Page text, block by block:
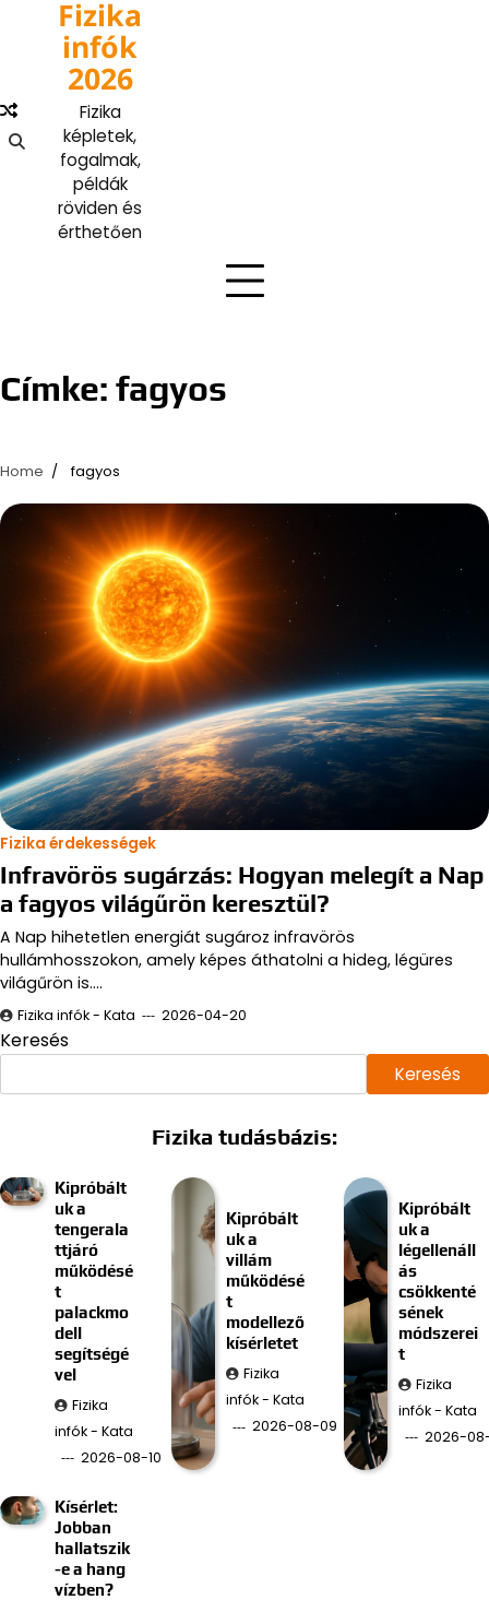
content
Fizika
infók
2026
Fizika
képletek,
fogalmak,
példák
röviden és
érthetően
Címke: fagyos
Home fagyos
Fizika érdekességek
Infravörös sugárzás: Hogyan melegít a Nap
a fagyos világűrön keresztül?
A Nap hihetetlen energiát sugároz infravörös
hullámhosszokon, amely képes áthatolni a hideg, légüres
világűrön is.…
Fizika infók - Kata 2026-04-20
Keresés
Keresés
Fizika tudásbázis:
Kipróbált
uk a
tengerala
ttjáró
működésé
t
palackmo
dell
segítségé
vel
Fizika
infók - Kata
2026-08-10
Kipróbált
uk a
villám
működésé
t
modellező
kísérletet
Fizika
infók - Kata
2026-08-09
Kipróbált
uk a
légellenáll
ás
csökkenté
sének
módszerei
t
Fizika
infók - Kata
2026-
Kísérlet:
Jobban
hallatszik
-e a hang
vízben?